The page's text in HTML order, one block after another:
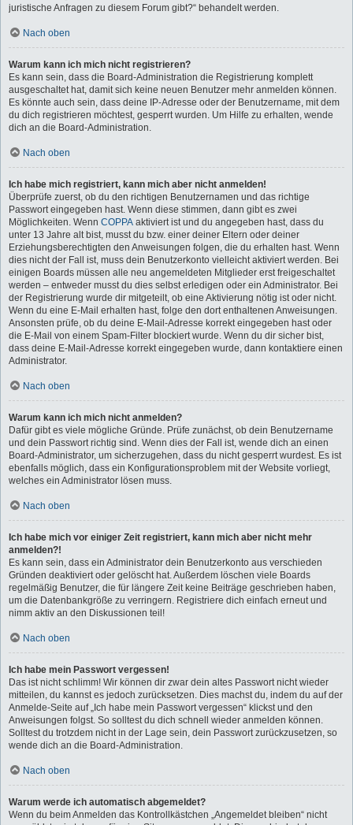
juristische Anfragen zu diesem Forum gibt?“ behandelt werden.
Nach oben
Warum kann ich mich nicht registrieren?
Es kann sein, dass die Board-Administration die Registrierung komplett
ausgeschaltet hat, damit sich keine neuen Benutzer mehr anmelden können.
Es könnte auch sein, dass deine IP-Adresse oder der Benutzername, mit dem
du dich registrieren möchtest, gesperrt wurden. Um Hilfe zu erhalten, wende
dich an die Board-Administration.
Nach oben
Ich habe mich registriert, kann mich aber nicht anmelden!
Überprüfe zuerst, ob du den richtigen Benutzernamen und das richtige
Passwort eingegeben hast. Wenn diese stimmen, dann gibt es zwei
Möglichkeiten. Wenn COPPA aktiviert ist und du angegeben hast, dass du
unter 13 Jahre alt bist, musst du bzw. einer deiner Eltern oder deiner
Erziehungsberechtigten den Anweisungen folgen, die du erhalten hast. Wenn
dies nicht der Fall ist, muss dein Benutzerkonto vielleicht aktiviert werden. Bei
einigen Boards müssen alle neu angemeldeten Mitglieder erst freigeschaltet
werden – entweder musst du dies selbst erledigen oder ein Administrator. Bei
der Registrierung wurde dir mitgeteilt, ob eine Aktivierung nötig ist oder nicht.
Wenn du eine E-Mail erhalten hast, folge den dort enthaltenen Anweisungen.
Ansonsten prüfe, ob du deine E-Mail-Adresse korrekt eingegeben hast oder
die E-Mail von einem Spam-Filter blockiert wurde. Wenn du dir sicher bist,
dass deine E-Mail-Adresse korrekt eingegeben wurde, dann kontaktiere einen
Administrator.
Nach oben
Warum kann ich mich nicht anmelden?
Dafür gibt es viele mögliche Gründe. Prüfe zunächst, ob dein Benutzername
und dein Passwort richtig sind. Wenn dies der Fall ist, wende dich an einen
Board-Administrator, um sicherzugehen, dass du nicht gesperrt wurdest. Es ist
ebenfalls möglich, dass ein Konfigurationsproblem mit der Website vorliegt,
welches ein Administrator lösen muss.
Nach oben
Ich habe mich vor einiger Zeit registriert, kann mich aber nicht mehr
anmelden?!
Es kann sein, dass ein Administrator dein Benutzerkonto aus verschieden
Gründen deaktiviert oder gelöscht hat. Außerdem löschen viele Boards
regelmäßig Benutzer, die für längere Zeit keine Beiträge geschrieben haben,
um die Datenbankgröße zu verringern. Registriere dich einfach erneut und
nimm aktiv an den Diskussionen teil!
Nach oben
Ich habe mein Passwort vergessen!
Das ist nicht schlimm! Wir können dir zwar dein altes Passwort nicht wieder
mitteilen, du kannst es jedoch zurücksetzen. Dies machst du, indem du auf der
Anmelde-Seite auf „Ich habe mein Passwort vergessen“ klickst und den
Anweisungen folgst. So solltest du dich schnell wieder anmelden können.
Solltest du trotzdem nicht in der Lage sein, dein Passwort zurückzusetzen, so
wende dich an die Board-Administration.
Nach oben
Warum werde ich automatisch abgemeldet?
Wenn du beim Anmelden das Kontrollkästchen „Angemeldet bleiben“ nicht